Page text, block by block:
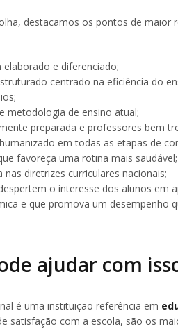
destacamos os pontos de maior
elaborado e diferenciado;
centrado na eficiência do
metodologia de ensino atual;
preparada e professores bem
em todas as etapas de
favoreça uma rotina mais saudável;
diretrizes curriculares nacionais;
o interesse dos alunos em
e que promova um desempenho
ajudar com
é uma instituição referência em
satisfação com a escola, são os